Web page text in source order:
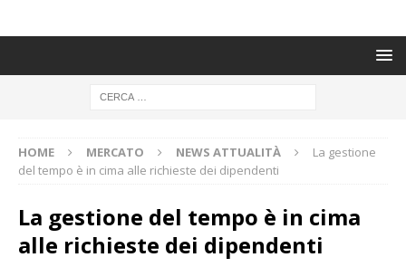
HOME MERCATO NEWS ATTUALITÀ
La gestione
del tempo è in cima alle richieste dei dipendenti
La gestione del tempo è in cima
alle richieste dei dipendenti